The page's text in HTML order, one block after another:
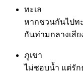
ทะเล
หากชวนกันไปท
กันท่ามกลางเสี
ภูเขา
ไม่ชอบน้ำ แต่รัก